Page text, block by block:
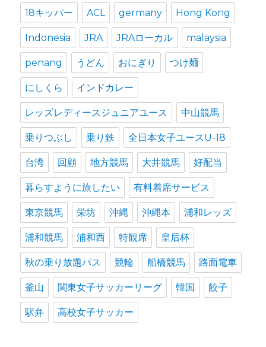
18キッパー ACL germany Hong Kong
Indonesia JRA JRAローカル malaysia
penang うどん おにぎり つけ麺
にしくら インドカレー
レッズレディースジュニアユース 中山競馬
乗りつぶし 乗り鉄 全日本女子ユースU-18
台湾 回顧 地方競馬 大井競馬 好配当
暮らすように旅したい 有料着席サービス
東京競馬 栄坊 沖縄 沖縄本 浦和レッズ
浦和競馬 浦和西 特観席 皇后杯
秋の乗り放題パス 競輪 船橋競馬 路面電車
釜山 関東女子サッカーリーグ 韓国 餃子
駅弁 高校女子サッカー